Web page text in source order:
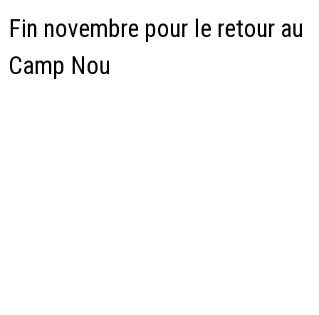
Fin novembre pour le retour au
Camp Nou